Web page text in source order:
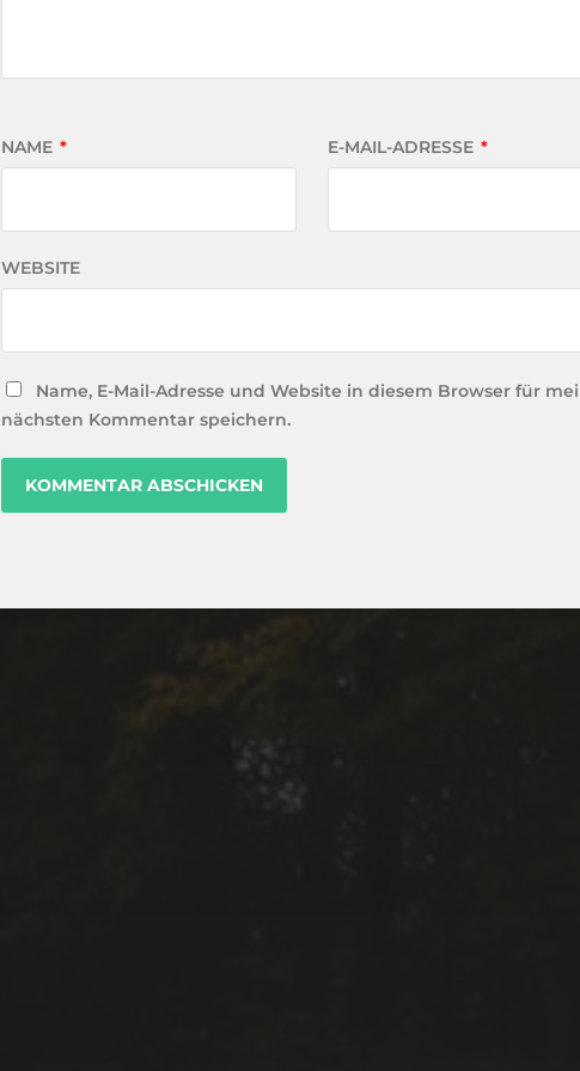
NAME * E-MAIL-ADRESSE *
WEBSITE
Name, E-Mail-Adresse und Website in diesem Browser für
nächsten Kommentar speichern.